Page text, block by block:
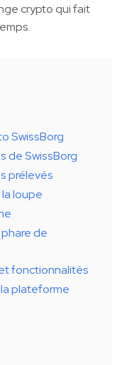
crypto qui fait
SwissBorg
de SwissBorg
prélevés
loupe
de
fonctionnalités
plateforme